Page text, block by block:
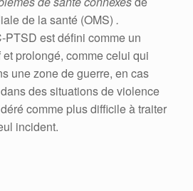
de la santé (OMS) .
PTSD est défini comme un
prolongé, comme celui qui
une zone de guerre, en cas
dans des situations de violence
comme plus difficile à traiter
incident.